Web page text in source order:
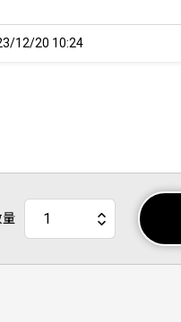
12/20 10:24
量